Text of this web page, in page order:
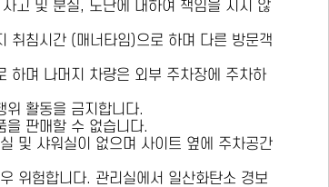
고 및 분실, 도난에 대하여 책임을 지지 않
침시간 (매너타임)으로 하며 다른 방문객
하며 나머지 차량은 외부 주차장에 주차하
활동을 금지합니다.
을 판매할 수 없습니다.
및 샤워실이 없으며 사이트 옆에 주차공간
위험합니다. 관리실에서 일산화탄소 경보